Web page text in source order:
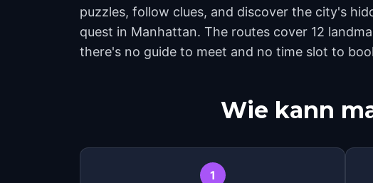
puzzles, follow clues, and discover the city's
quest in Manhattan. The routes cover 12
there's no guide to meet and no time slot to
Wie kann
1